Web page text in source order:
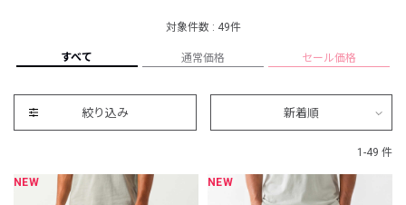
対象件数 : 49件
すべて 通常価格 セール価格
絞り込み 新着順
1-49 件
NEW NEW